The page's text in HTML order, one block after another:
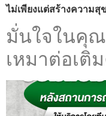
ไม่เพียงแต่สร้างความสุ
มั่นใจในคุ
เหมาต่อเติ